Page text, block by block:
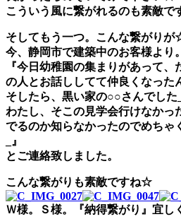
こういう風に繋がれるのも素敵
そしてもう一つ。こんな繋がり
今、静岡市で建築中のお客様より。
『今日幼稚園の集まりがあって
の人とお話ししてて仲良くなった
そしたら、黒い家の○○さんでした
わたし、そこの見学会行けなかっ
でるのか知らなかったのでめちゃ
_』
とご連絡致しました。
こんな繋がりも素敵ですね☆
Ｗ様。Ｓ様。『納得繋がり』宜